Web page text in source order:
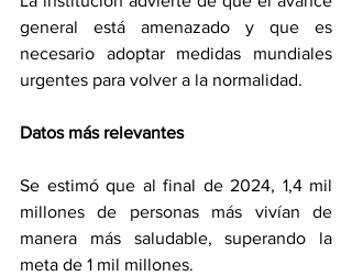
general está amenazado y que es
necesario adoptar medidas mundiales
urgentes para volver a la normalidad.
Datos más relevantes
Se estimó que al final de 2024, 1,4 mil
millones de personas más vivían de
manera más saludable, superando la
meta de 1 mil millones.